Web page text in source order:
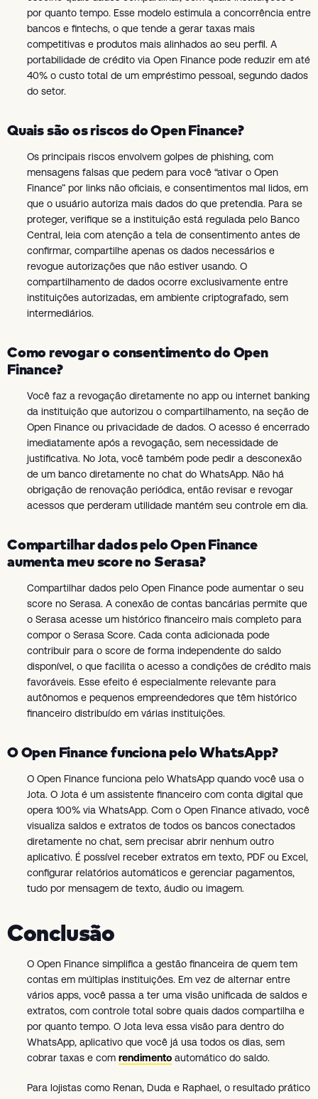
por quanto tempo. Esse modelo estimula a concorrência entre
bancos e fintechs, o que tende a gerar taxas mais
competitivas e produtos mais alinhados ao seu perfil. A
portabilidade de crédito via Open Finance pode reduzir em até
40% o custo total de um empréstimo pessoal, segundo dados
do setor.
Quais são os riscos do Open Finance?
Os principais riscos envolvem golpes de phishing, com
mensagens falsas que pedem para você “ativar o Open
Finance” por links não oficiais, e consentimentos mal lidos, em
que o usuário autoriza mais dados do que pretendia. Para se
proteger, verifique se a instituição está regulada pelo Banco
Central, leia com atenção a tela de consentimento antes de
confirmar, compartilhe apenas os dados necessários e
revogue autorizações que não estiver usando. O
compartilhamento de dados ocorre exclusivamente entre
instituições autorizadas, em ambiente criptografado, sem
intermediários.
Como revogar o consentimento do Open
Finance?
Você faz a revogação diretamente no app ou internet banking
da instituição que autorizou o compartilhamento, na seção de
Open Finance ou privacidade de dados. O acesso é encerrado
imediatamente após a revogação, sem necessidade de
justificativa. No Jota, você também pode pedir a desconexão
de um banco diretamente no chat do WhatsApp. Não há
obrigação de renovação periódica, então revisar e revogar
acessos que perderam utilidade mantém seu controle em dia.
Compartilhar dados pelo Open Finance
aumenta meu score no Serasa?
Compartilhar dados pelo Open Finance pode aumentar o seu
score no Serasa. A conexão de contas bancárias permite que
o Serasa acesse um histórico financeiro mais completo para
compor o Serasa Score. Cada conta adicionada pode
contribuir para o score de forma independente do saldo
disponível, o que facilita o acesso a condições de crédito mais
favoráveis. Esse efeito é especialmente relevante para
autônomos e pequenos empreendedores que têm histórico
financeiro distribuído em várias instituições.
O Open Finance funciona pelo WhatsApp?
O Open Finance funciona pelo WhatsApp quando você usa o
Jota. O Jota é um assistente financeiro com conta digital que
opera 100% via WhatsApp. Com o Open Finance ativado, você
visualiza saldos e extratos de todos os bancos conectados
diretamente no chat, sem precisar abrir nenhum outro
aplicativo. É possível receber extratos em texto, PDF ou Excel,
configurar relatórios automáticos e gerenciar pagamentos,
tudo por mensagem de texto, áudio ou imagem.
Conclusão
O Open Finance simplifica a gestão financeira de quem tem
contas em múltiplas instituições. Em vez de alternar entre
vários apps, você passa a ter uma visão unificada de saldos e
extratos, com controle total sobre quais dados compartilha e
por quanto tempo. O Jota leva essa visão para dentro do
WhatsApp, aplicativo que você já usa todos os dias, sem
cobrar taxas e com rendimento automático do saldo.
Para lojistas como Renan, Duda e Raphael, o resultado prático